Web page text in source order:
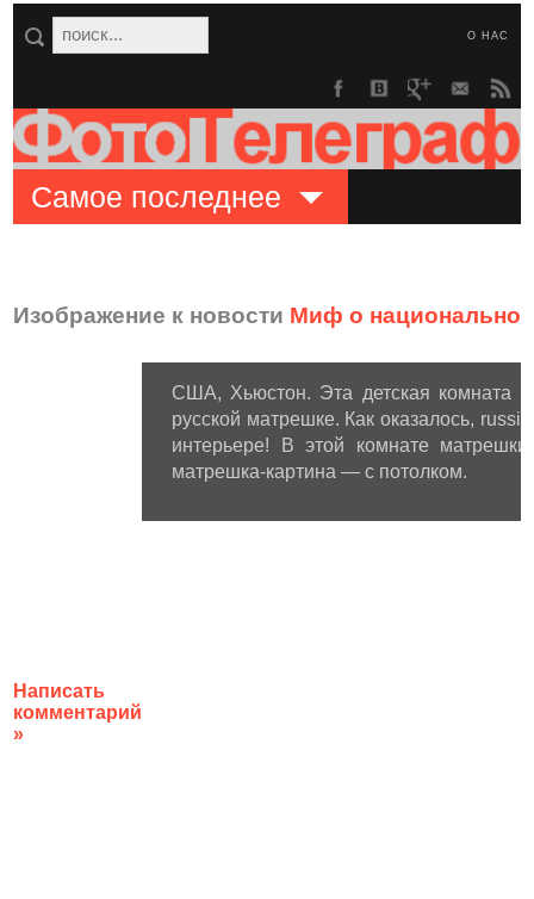
О НАС
Самое последнее
Изображение к новости Миф о
Написать
комментарий
»
США, Хьюстон. Эта детская комната
русской матрешке. Как оказалось,
интерьере! В этой комнате
матрешка-картина — с потолком.